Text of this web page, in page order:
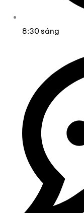
8:30 sáng